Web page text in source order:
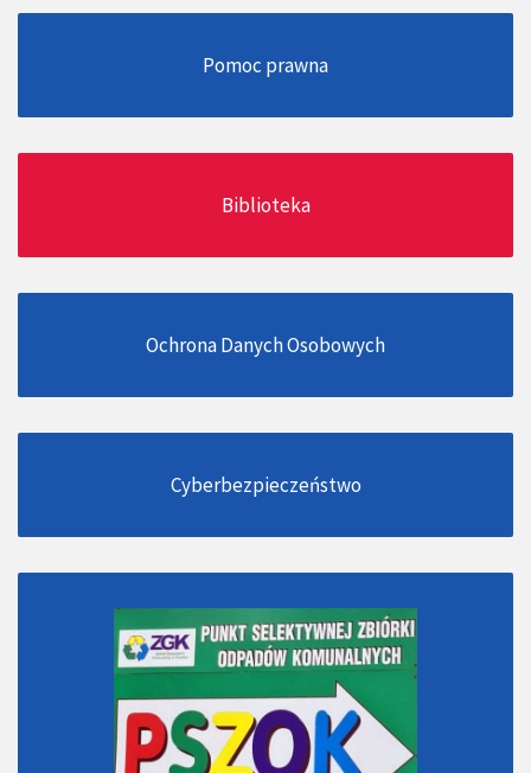
Pomoc prawna
Biblioteka
Ochrona Danych Osobowych
Cyberbezpieczeństwo